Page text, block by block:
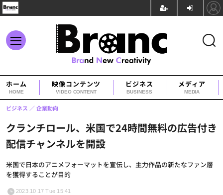
ホーム
HOME
映像コンテンツ
VIDEO CONTENT
ビジネス
BUSINESS
メディア
MEDIA
クランチロール、米国で24時間無料の広告付き
配信チャンネルを開設
米国で日本のアニメフォーマットを宣伝し、主力作品の新たなファン層
を獲得することが目的
ビジネス 企業動向
2023.10.17 Tue 15:41